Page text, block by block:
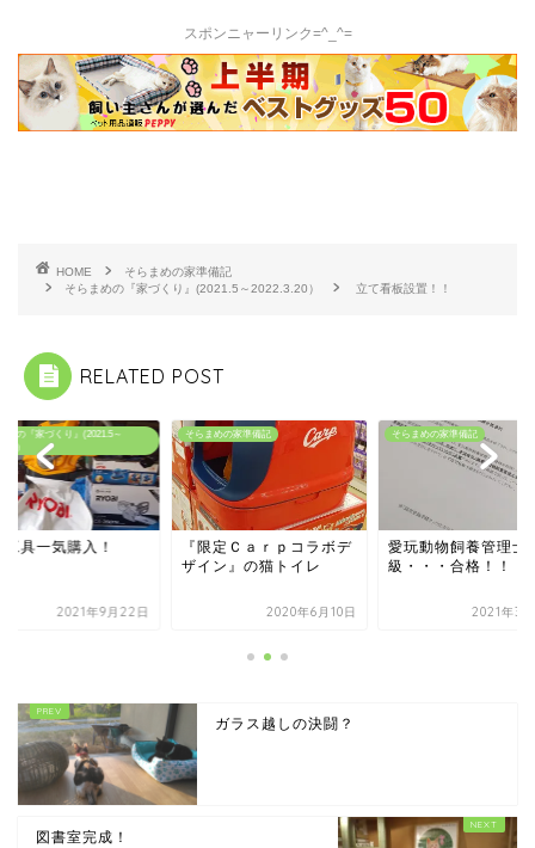
スポンニャーリンク=^_^=
HOME
そらまめの家準備記
そらまめの『家づくり』(2021.5～2022.3.20）
立て看板設置！！
RELATED POST
めの『家づくり』(2021.5～
）
工具一気購入！
2021年9月22日
そらまめの家準備記
『限定Ｃａｒｐコラボデ
ザイン』の猫トイレ
2020年6月10日
そらまめの家準備記
愛玩動物飼養管理士
級・・・合格！！
2021年3
ガラス越しの決闘？
図書室完成！